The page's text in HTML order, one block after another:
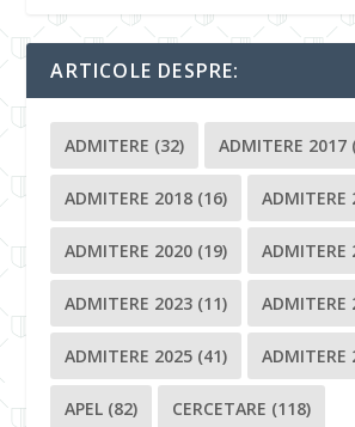
ARTICOLE DESPRE:
ADMITERE (32) ADMITERE 2017
ADMITERE 2018 (16) ADMITERE
ADMITERE 2020 (19) ADMITERE
ADMITERE 2023 (11) ADMITERE
ADMITERE 2025 (41) ADMITERE
APEL (82) CERCETARE (118)